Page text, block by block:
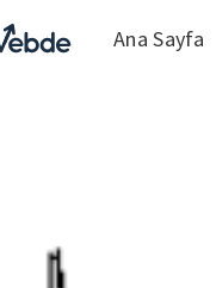
Ana Sayfa